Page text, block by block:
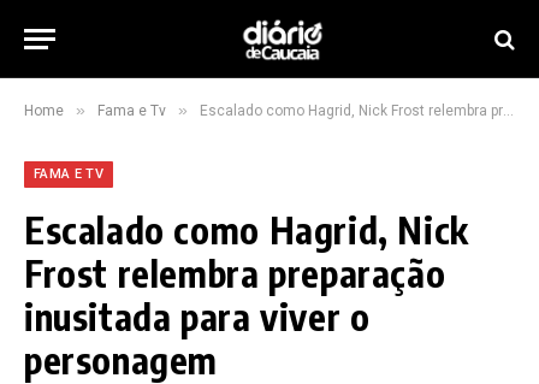
Home » Fama e Tv » Escalado como Hagrid, Nick Frost relembra preparação inusitada para viver o personagem
FAMA E TV
Escalado como Hagrid, Nick
Frost relembra preparação
inusitada para viver o
personagem